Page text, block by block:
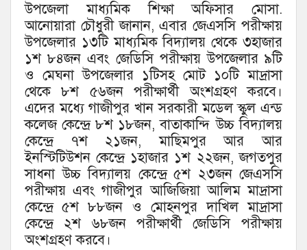
উপজেলা মাধ্যমিক শিক্ষা অফিসার মোসা.
আনোয়ারা চৌধুরী জানান, এবার জেএসসি পরীক্ষায়
উপজেলার ১৩টি মাধ্যমিক বিদ্যালয় থেকে ৩হাজার
১শ ৮৪জন এবং জেডিসি পরীক্ষায় উপজেলার ৯টি
ও মেঘনা উপজেলার ১টিসহ মোট ১০টি মাদ্রাসা
থেকে ৮শ ৫৬জন পরীক্ষার্থী অংশগ্রহণ করবে।
এদের মধ্যে গাজীপুর খান সরকারী মডেল স্কুল এন্ড
কলেজ কেন্দ্রে ৮শ ১৮জন, বাতাকান্দি উচ্চ বিদ্যালয়
কেন্দ্রে ৭শ ২১জন, মাছিমপুর আর আর
ইনস্টিটিউশন কেন্দ্রে ১হাজার ১শ ২২জন, জগতপুর
সাধনা উচ্চ বিদ্যালয় কেন্দ্রে ৫শ ২৩জন জেএসসি
পরীক্ষায় এবং গাজীপুর আজিজিয়া আলিম মাদ্রাসা
কেন্দ্রে ৫শ ৮৮জন ও মোহনপুর দাখিল মাদ্রাসা
কেন্দ্রে ২শ ৬৮জন পরীক্ষার্থী জেডিসি পরীক্ষায়
অংশগ্রহণ করবে।